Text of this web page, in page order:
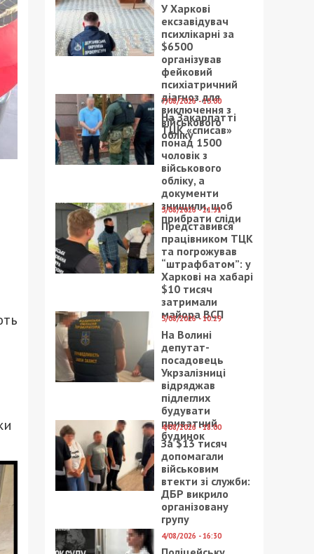
У Харкові
ексзавідувач
психлікарні за
$6500
організував
фейковий
психіатричний
діагноз для
виключення з
військового
обліку
7/08/2026 - 15:00
На Закарпатті
ТЦК «списав»
понад 1500
чоловік з
військового
обліку, а
документи
знищили, щоб
прибрати сліди
5/08/2026 - 21:31
Представився
працівником ТЦК
та погрожував
“штрафбатом”: у
Харкові на хабарі
$10 тисяч
затримали
майора ВСП
5/08/2026 - 10:29
На Волині
депутат-
посадовець
Укрзалізниці
відряджав
підлеглих
будувати
приватний
будинок
4/08/2026 - 18:00
За $13 тисяч
допомагали
військовим
втекти зі служби:
ДБР викрило
організовану
групу
4/08/2026 - 16:30